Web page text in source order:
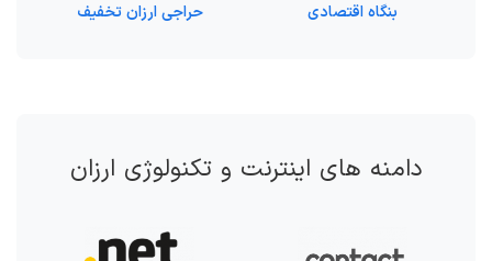
بنگاه اقتصادی
حراجی ارزان تخفیف
دامنه های اینترنت و تکنولوژی ارزان